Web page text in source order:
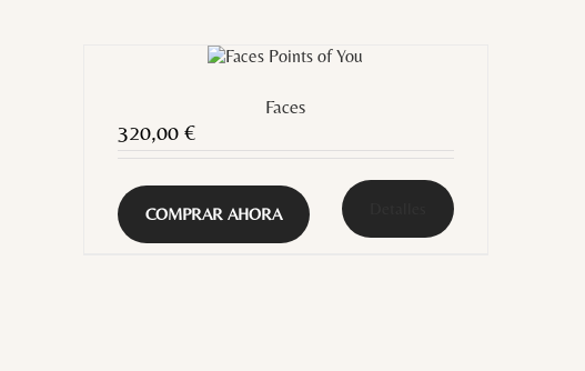
Faces
320,00 €
COMPRAR AHORA